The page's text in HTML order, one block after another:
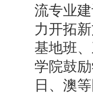
流专业
力开拓
基地班
学院鼓
日、澳